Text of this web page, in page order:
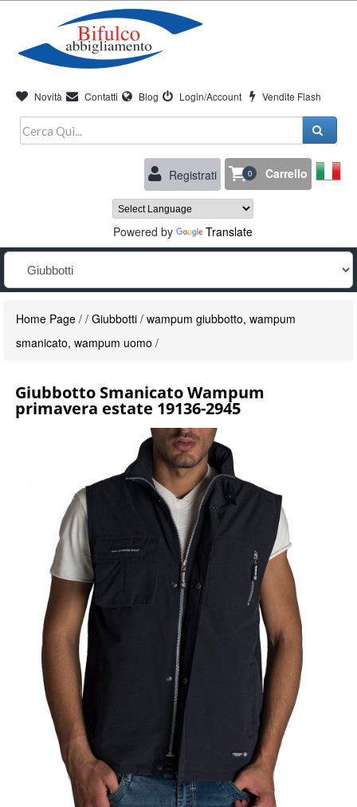
Novità Contatti Blog Login/Account Vendite Flash
Registrati 0 Carrello
Powered by Translate
Home Page / / Giubbotti / wampum giubbotto, wampum
smanicato, wampum uomo /
Giubbotto Smanicato Wampum
primavera estate 19136-2945